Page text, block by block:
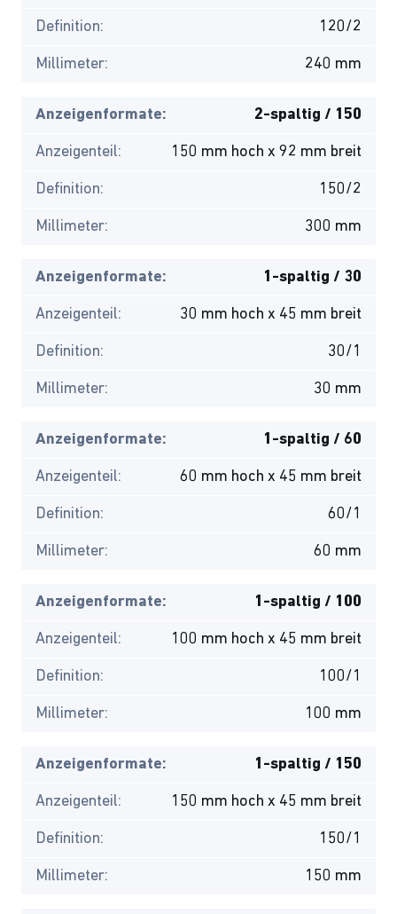
Definition: 120/2
Millimeter: 240 mm
Anzeigenformate: 2-spaltig / 150
Anzeigenteil: 150 mm hoch x 92 mm breit
Definition: 150/2
Millimeter: 300 mm
Anzeigenformate: 1-spaltig / 30
Anzeigenteil: 30 mm hoch x 45 mm breit
Definition: 30/1
Millimeter: 30 mm
Anzeigenformate: 1-spaltig / 60
Anzeigenteil: 60 mm hoch x 45 mm breit
Definition: 60/1
Millimeter: 60 mm
Anzeigenformate: 1-spaltig / 100
Anzeigenteil: 100 mm hoch x 45 mm breit
Definition: 100/1
Millimeter: 100 mm
Anzeigenformate: 1-spaltig / 150
Anzeigenteil: 150 mm hoch x 45 mm breit
Definition: 150/1
Millimeter: 150 mm